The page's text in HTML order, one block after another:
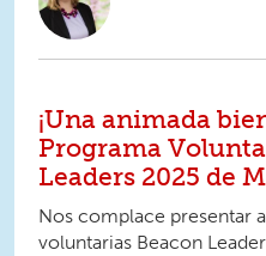
¡Una animada
Programa
Leaders 2025 de
Nos complace presentar
voluntarias Beacon